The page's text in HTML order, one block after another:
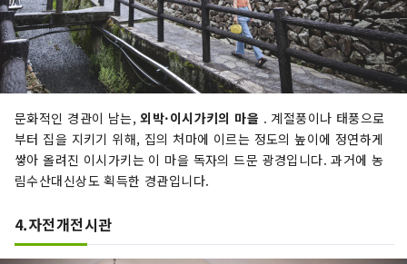
문화적인 경관이 남는,외박·이시가키의 마을 . 계절풍이나 태풍으로
부터 집을 지키기 위해, 집의 처마에 이르는 정도의 높이에 정연하게
쌓아 올려진 이시가키는 이 마을 독자의 드문 광경입니다. 과거에 농
림수산대신상도 획득한 경관입니다.
4.자전개전시관